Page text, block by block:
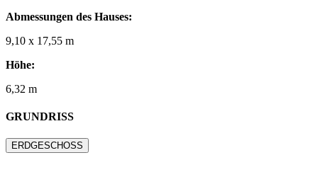
Abmessungen des Hauses:
9,10 x 17,55 m
Höhe:
6,32 m
GRUNDRISS
ERDGESCHOSS